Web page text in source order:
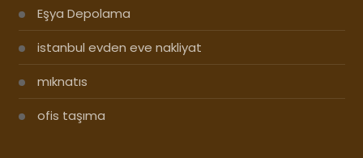
Eşya Depolama
istanbul evden eve nakliyat
mıknatıs
ofis taşıma